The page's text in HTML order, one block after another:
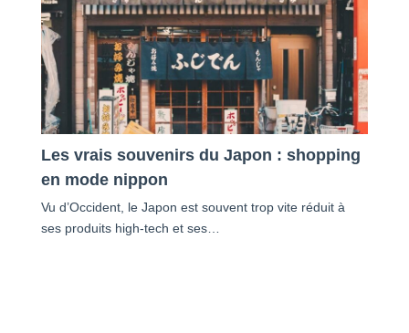
Les vrais souvenirs du Japon : shopping
en mode nippon
Vu d’Occident, le Japon est souvent trop vite réduit à
ses produits high-tech et ses…